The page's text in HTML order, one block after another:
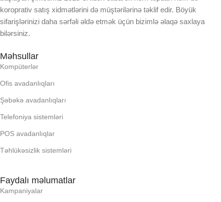
EKRAN
koroprativ satış xidmətlərini də müştərilərinə təklif edir. Böyük
sifarişlərinizi daha sərfəli əldə etmək üçün bizimlə əlaqə saxlaya
bilərsiniz.
Məhsullar
Kompüterlər
Ofis avadanlıqları
Şəbəkə avadanlıqları
Telefoniya sistemləri
POS avadanlıqlar
Təhlükəsizlik sistemləri
Faydalı məlumatlar
Kampaniyalar